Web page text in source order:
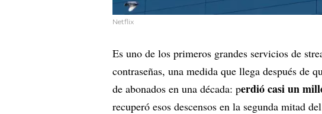
Netflix
Es uno de los primeros grandes servicios de
contraseñas, una medida que llega después de
de abonados en una década: perdió casi un
recuperó esos descensos en la segunda mitad